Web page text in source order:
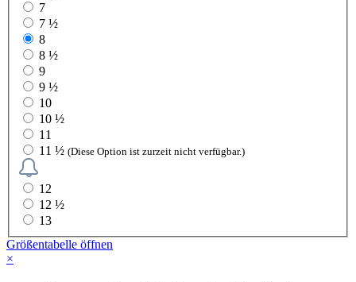
7
7 ½
8
8 ½
9
9 ½
10
10 ½
11
11 ½ (Diese Option ist zurzeit nicht verfügbar.)
12
12 ½
13
Größentabelle öffnen
×